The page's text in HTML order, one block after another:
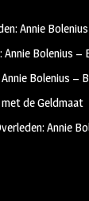
Annie
Annie Bolenius –
Bolenius –
de Geldmaat
Annie